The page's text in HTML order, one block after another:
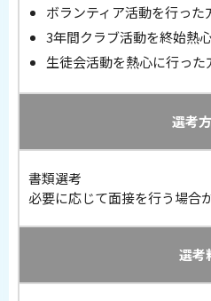
ボランティア活動を行った
3年間クラブ活動を終始熱
生徒会活動を熱心に行った
選考
書類選考
必要に応じて面接を行う場合
選考